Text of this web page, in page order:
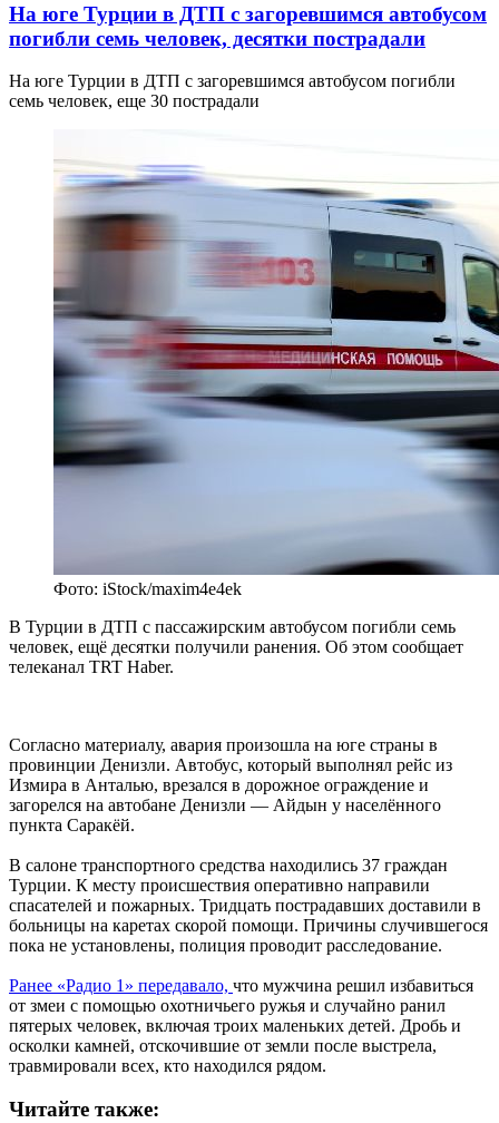
На юге Турции в ДТП с загоревшимся автобусом
погибли семь человек, десятки пострадали
На юге Турции в ДТП с загоревшимся автобусом погибли
семь человек, еще 30 пострадали
Фото: iStock/maxim4e4ek
В Турции в ДТП с пассажирским автобусом погибли семь
человек, ещё десятки получили ранения. Об этом сообщает
телеканал TRT Haber.
Согласно материалу, авария произошла на юге страны в
провинции Денизли. Автобус, который выполнял рейс из
Измира в Анталью, врезался в дорожное ограждение и
загорелся на автобане Денизли — Айдын у населённого
пункта Саракёй.
В салоне транспортного средства находились 37 граждан
Турции. К месту происшествия оперативно направили
спасателей и пожарных. Тридцать пострадавших доставили в
больницы на каретах скорой помощи. Причины случившегося
пока не установлены, полиция проводит расследование.
Ранее «Радио 1» передавало, что мужчина решил избавиться
от змеи с помощью охотничьего ружья и случайно ранил
пятерых человек, включая троих маленьких детей. Дробь и
осколки камней, отскочившие от земли после выстрела,
травмировали всех, кто находился рядом.
Читайте также: